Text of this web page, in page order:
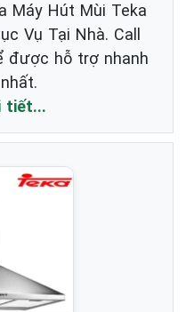
Máy Hút Mùi Teka
Vụ Tại Nhà. Call
được hỗ trợ nhanh
tiết...